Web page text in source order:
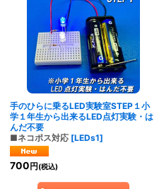
手のひらに乗るLED実験室STEP１小
学１年生から出来るLED点灯実験・は
んだ不要
■ネコポス対応 [LEDs1]
700円(税込)